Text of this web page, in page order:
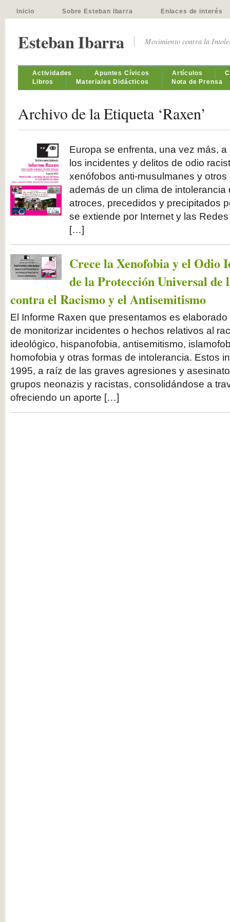
Inicio Sobre Esteban Ibarra Enlaces de interés
Esteban Ibarra Movimiento contra la
Actividades Apuntes Cívicos Artículos
Libros
Materiales Didácticos Nota de Prensa
Archivo de la Etiqueta ‘Raxen’
Europa se enfrenta, una vez más,
los incidentes y delitos de odio
xenófobos anti-musulmanes y
además de un clima de
atroces, precedidos y precipitados
se extiende por Internet y las
[…]
Crece la Xenofobia y el Odio
de la Protección Universal de
contra el Racismo y el Antisemitismo
El Informe Raxen que presentamos es
de monitorizar incidentes o hechos relativos al
ideológico, hispanofobia, antisemitismo,
homofobia y otras formas de intolerancia. Estos
1995, a raíz de las graves agresiones y
grupos neonazis y racistas, consolidándose a
ofreciendo un aporte […]